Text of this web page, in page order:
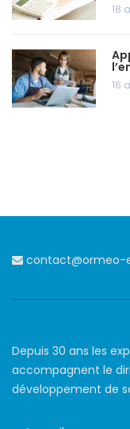
18
16
contact@ormeo-
Depuis 30 ans les
accompagnent le
développement de